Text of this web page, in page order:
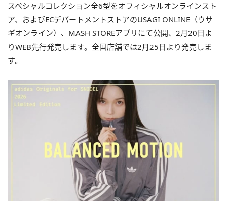
スペシャルコレクション全6型をオフィシャルオンラインスト
ア、およびECデパートメントストアのUSAGI ONLINE（ウサ
ギオンライン）、MASH STOREアプリにて公開、2月20日よ
りWEB先行発売します。全国店舗では2月25日より発売しま
す。